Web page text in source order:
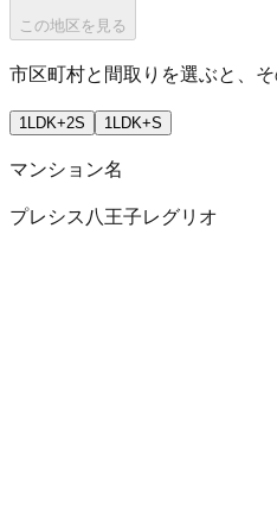
この地区を見る
市区町村と間取りを選ぶと、
1LDK+2S 1LDK+S
マンション名
プレシス八王子レグリオ